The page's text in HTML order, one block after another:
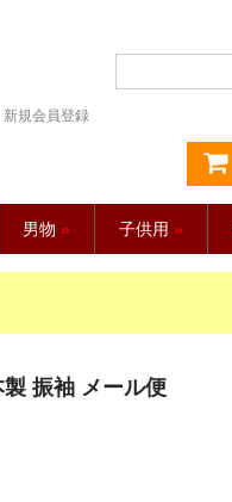
新規会員登録
男物 » 子供用 »
振袖 メール便